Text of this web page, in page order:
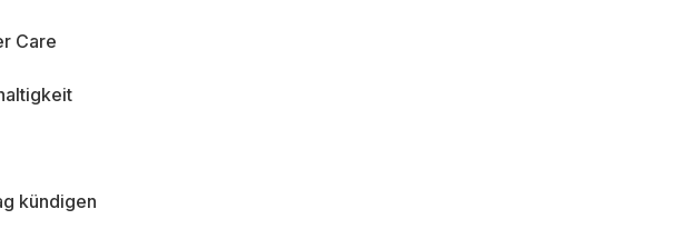
Care
kündigen